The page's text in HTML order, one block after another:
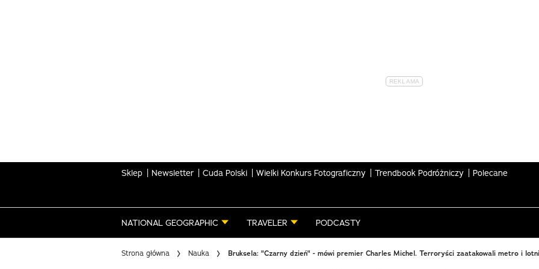
Sklep Newsletter Cuda Polski Wielki Konkurs Fotograficzny Trendbook Podróżniczy Polecane
NATIONAL GEOGRAPHIC TRAVELER PODCASTY
Strona główna Nauka Bruksela: "Czarny dzień" - mówi premier Charles Michel. Terroryści zaatakowali metro i